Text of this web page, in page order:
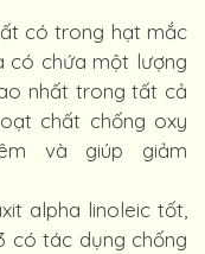
có trong hạt mắc
có chứa một lượng
nhất trong tất cả
chất chống oxy
và giúp giảm
alpha linoleic tốt,
có tác dụng chống